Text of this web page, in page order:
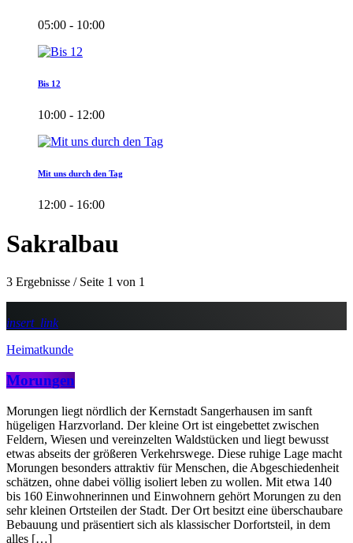
05:00 - 10:00
Bis 12
10:00 - 12:00
Mit uns durch den Tag
12:00 - 16:00
Sakralbau
3 Ergebnisse / Seite 1 von 1
insert_link
Heimatkunde
Morungen
Morungen liegt nördlich der Kernstadt Sangerhausen im sanft
hügeligen Harzvorland. Der kleine Ort ist eingebettet zwischen
Feldern, Wiesen und vereinzelten Waldstücken und liegt bewusst
etwas abseits der größeren Verkehrswege. Diese ruhige Lage macht
Morungen besonders attraktiv für Menschen, die Abgeschiedenheit
schätzen, ohne dabei völlig isoliert leben zu wollen. Mit etwa 140
bis 160 Einwohnerinnen und Einwohnern gehört Morungen zu den
sehr kleinen Ortsteilen der Stadt. Der Ort besitzt eine überschaubare
Bebauung und präsentiert sich als klassischer Dorfortsteil, in dem
alles […]